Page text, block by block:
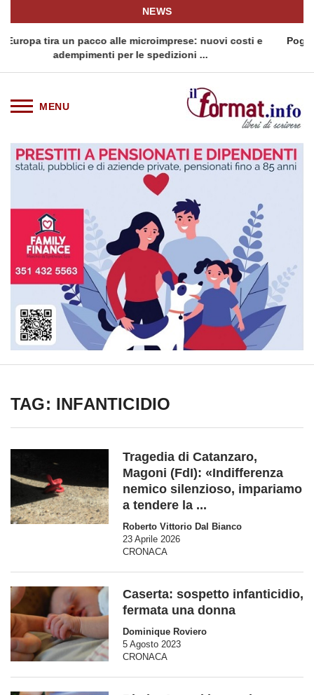
NEWS
costi e
Pogacar torna alla Vuelta: il campione sloveno
della Triple Crown
TAG: INFANTICIDIO
Tragedia di Catanzaro,
Magoni (FdI): «Indifferenza
nemico silenzioso, impariamo
a tendere la ...
Roberto Vittorio Dal Bianco
23 Aprile 2026
CRONACA
Caserta: sospetto infanticidio,
fermata una donna
Dominique Roviero
5 Agosto 2023
CRONACA